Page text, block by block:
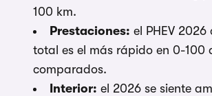
100 km.
Prestaciones: el PHEV
total es el más rápido en 0-100
comparados.
Interior: el 2026 se siente